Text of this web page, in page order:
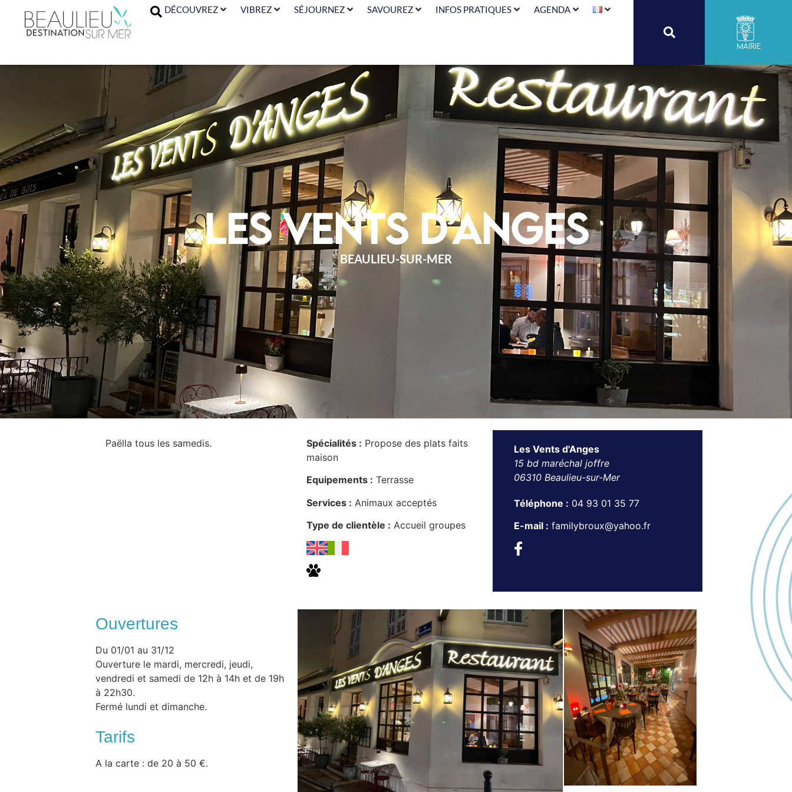
DÉCOUVREZ VIBREZ SÉJOURNEZ SAVOUREZ INFOS PRATIQUES AGENDA
Mairie
Les Vents d’Anges
BEAULIEU-SUR-MER
Paëlla tous les samedis. Spécialités : Propose des plats faits
maison
Equipements : Terrasse
Services : Animaux acceptés
Type de clientèle : Accueil groupes
Les Vents d'Anges
15 bd maréchal joffre
06310 Beaulieu-sur-Mer
Téléphone : 04 93 01 35 77
E-mail : familybroux@yahoo.fr
Ouvertures
Du 01/01 au 31/12
Ouverture le mardi, mercredi, jeudi,
vendredi et samedi de 12h à 14h et de 19h
à 22h30.
Fermé lundi et dimanche.
Tarifs
A la carte : de 20 à 50 €.